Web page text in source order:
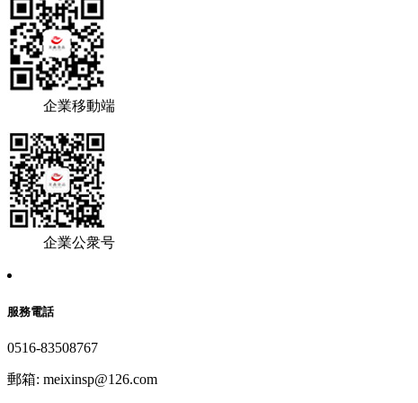
企業移動端
企業公衆号
服務電話
0516-83508767
郵箱: meixinsp@126.com